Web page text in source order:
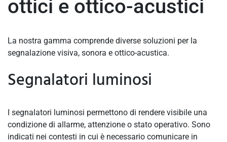
ottici e ottico-acustici
La nostra gamma comprende diverse soluzioni per la
segnalazione visiva, sonora e ottico-acustica.
Segnalatori luminosi
I segnalatori luminosi permettono di rendere visibile una
condizione di allarme, attenzione o stato operativo. Sono
indicati nei contesti in cui è necessario comunicare in